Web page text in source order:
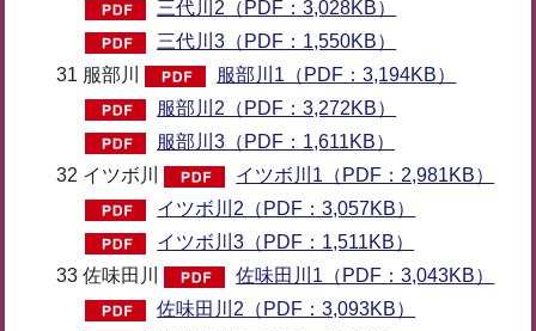
三代川2（PDF：3,028KB）
三代川3（PDF：1,550KB）
31 服部川
服部川1（PDF：3,194KB）
服部川2（PDF：3,272KB）
服部川3（PDF：1,611KB）
32 イツボ川
イツボ川1（PDF：2,981KB）
イツボ川2（PDF：3,057KB）
イツボ川3（PDF：1,511KB）
33 佐味田川
佐味田川1（PDF：3,043KB）
佐味田川2（PDF：3,093KB）